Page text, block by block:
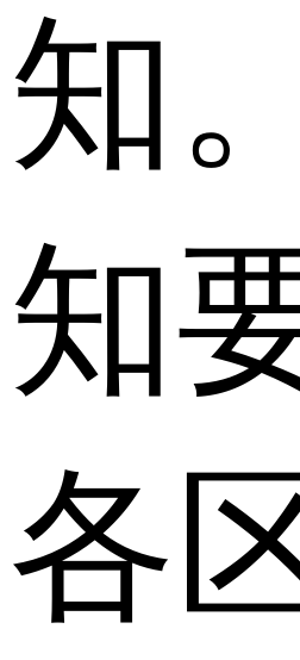
知
知
各